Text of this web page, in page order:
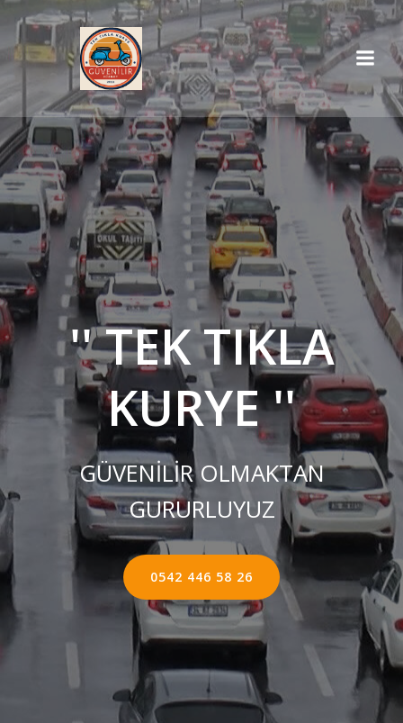
İçeriğe
geç
'' TEK TIKLA
KURYE ''
GÜVENİLİR OLMAKTAN
GURURLUYUZ
0542 446 58 26